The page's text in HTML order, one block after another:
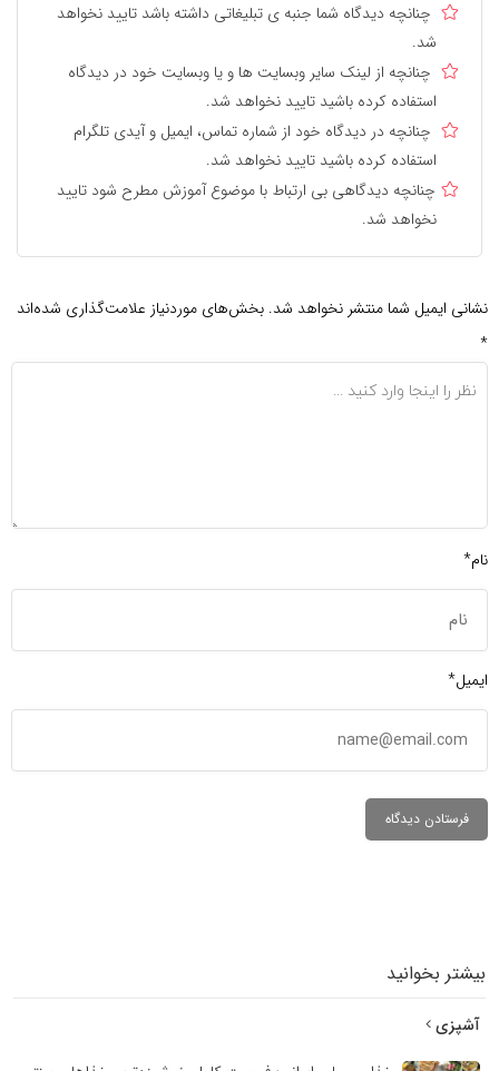
چنانچه دیدگاه شما جنبه ی تبلیغاتی داشته باشد تایید نخواهد
شد.
چنانچه از لینک سایر وبسایت ها و یا وبسایت خود در دیدگاه
استفاده کرده باشید تایید نخواهد شد.
چنانچه در دیدگاه خود از شماره تماس، ایمیل و آیدی تلگرام
استفاده کرده باشید تایید نخواهد شد.
چنانچه دیدگاهی بی ارتباط با موضوع آموزش مطرح شود تایید
نخواهد شد.
نشانی ایمیل شما منتشر نخواهد شد. بخش‌های موردنیاز علامت‌گذاری شده‌اند
*
نام*
ایمیل*
بیشتر بخوانید
آشپزی